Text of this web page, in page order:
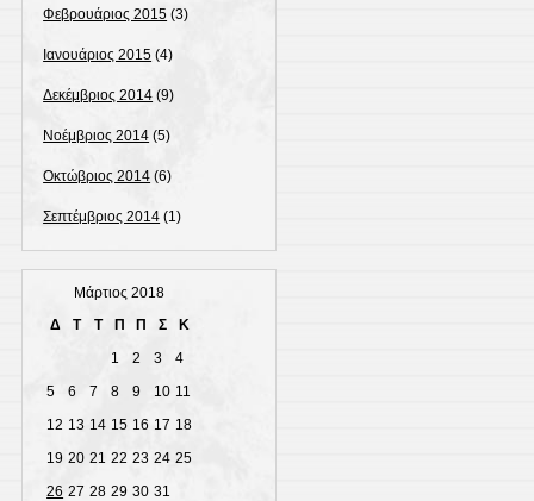
Φεβρουάριος 2015 (3)
Ιανουάριος 2015 (4)
Δεκέμβριος 2014 (9)
Νοέμβριος 2014 (5)
Οκτώβριος 2014 (6)
Σεπτέμβριος 2014 (1)
Μάρτιος 2018
Δ
Τ Τ Π Π Σ
Κ
1
2 3
4
5
6 7 8 9 10 11
12 13 14 15 16 17 18
19 20 21 22 23 24 25
26 27 28 29 30 31